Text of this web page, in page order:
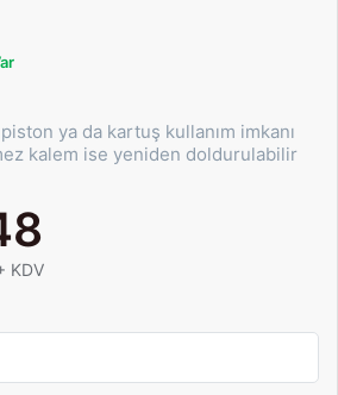
ya da kartuş kullanım imkanı
kalem ise yeniden doldurulabilir
KDV